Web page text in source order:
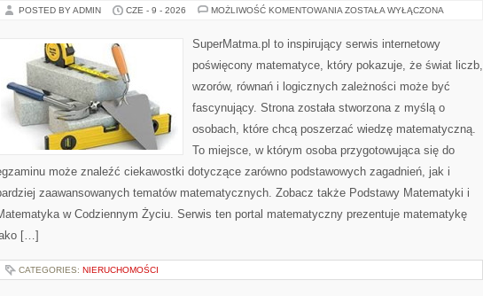
POSTED BY ADMIN CZE - 9 - 2026 MOŻLIWOŚĆ KOMENTOWANIA PODSTAWY
ZOSTAŁA WYŁĄCZONA
SuperMatma.pl to inspirujący serwis internetowy
poświęcony matematyce, który pokazuje, że świat liczb,
wzorów, równań i logicznych zależności może być
fascynujący. Strona została stworzona z myślą o
osobach, które chcą poszerzać wiedzę matematyczną.
To miejsce, w którym osoba przygotowująca się do
może znaleźć ciekawostki dotyczące zarówno podstawowych zagadnień, jak i
zaawansowanych tematów matematycznych. Zobacz także Podstawy Matematyki i
w Codziennym Życiu. Serwis ten portal matematyczny prezentuje matematykę
[…]
CATEGORIES: NIERUCHOMOŚCI